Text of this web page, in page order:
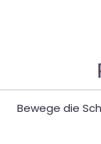
Bewege die